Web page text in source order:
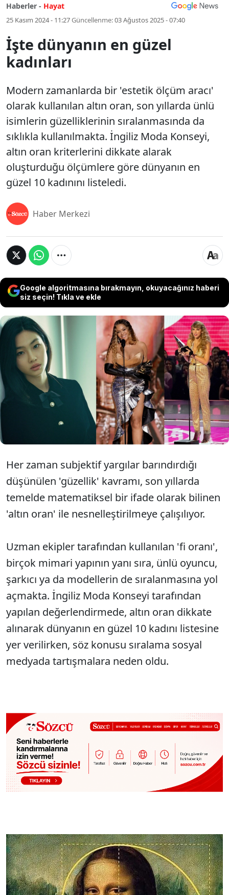
Haberler - Hayat
25 Kasım 2024 - 11:27Güncellenme:03 Ağustos 2025 - 07:40
İşte dünyanın en güzel
kadınları
Modern zamanlarda bir 'estetik ölçüm aracı'
olarak kullanılan altın oran, son yıllarda ünlü
isimlerin güzelliklerinin sıralanmasında da
sıklıkla kullanılmakta. İngiliz Moda Konseyi,
altın oran kriterlerini dikkate alarak
oluşturduğu ölçümlere göre dünyanın en
güzel 10 kadınını listeledi.
Haber Merkezi
Google algoritmasına bırakmayın, okuyacağınız haberi
siz seçin! Tıkla ve ekle
Modern zamanlarda bir 'estetik ölçüm aracı'
olarak kullanılan altın oran, son yıllarda ünlü
isimlerin güzelliklerinin sıralanmasında da
sıklıkla kullanılmakta. İngiliz Moda Konseyi, altın
oran kriterlerini dikkate alarak oluşturduğu
ölçümlere göre dünyanın en güzel 10 kadınını
Her zaman subjektif yargılar barındırdığı
düşünülen 'güzellik' kavramı, son yıllarda
temelde matematiksel bir ifade olarak bilinen
'altın oran' ile nesnelleştirilmeye çalışılıyor.
Uzman ekipler tarafından kullanılan 'fi oranı',
birçok mimari yapının yanı sıra, ünlü oyuncu,
şarkıcı ya da modellerin de sıralanmasına yol
açmakta. İngiliz Moda Konseyi tarafından
yapılan değerlendirmede, altın oran dikkate
alınarak dünyanın en güzel 10 kadını listesine
yer verilirken, söz konusu sıralama sosyal
medyada tartışmalara neden oldu.